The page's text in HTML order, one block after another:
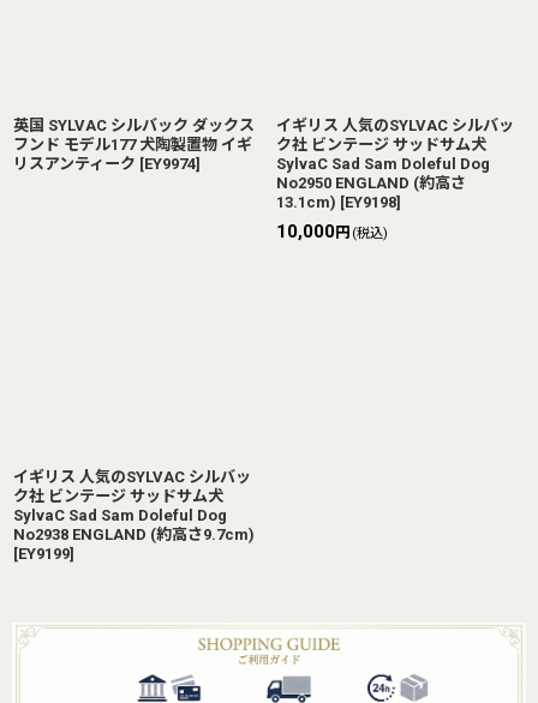
英国 SYLVAC シルバック ダックス
フンド モデル177 犬陶製置物 イギ
リスアンティーク [EY9974]
イギリス 人気のSYLVAC シルバッ
ク社 ビンテージ サッドサム犬
SylvaC Sad Sam Doleful Dog
No2950 ENGLAND (約高さ
13.1cm) [EY9198]
10,000円 (税込)
イギリス 人気のSYLVAC シルバッ
ク社 ビンテージ サッドサム犬
SylvaC Sad Sam Doleful Dog
No2938 ENGLAND (約高さ9.7cm)
[EY9199]